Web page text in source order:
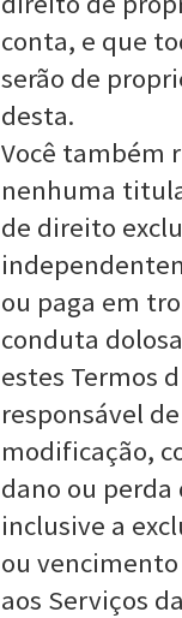
conta, e que
serão de
desta.
Você também
nenhuma
de direito
ou paga em
conduta
estes Termos
responsável
modificação,
dano ou
inclusive a
ou
aos Serviços da